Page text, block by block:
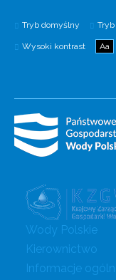
Tryb domyślny
Wysoki kontrast Aa
Wody Polskie
Kierownictwo
Informacje